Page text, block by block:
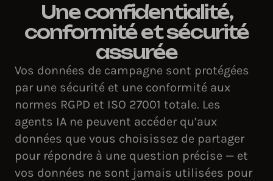
Une confidentialité,
conformité et sécurité
assurée
Vos données de campagne sont protégées
par une sécurité et une conformité aux
normes RGPD et ISO 27001 totale. Les
agents IA ne peuvent accéder qu’aux
données que vous choisissez de partager
pour répondre à une question précise — et
vos données ne sont jamais utilisées pour